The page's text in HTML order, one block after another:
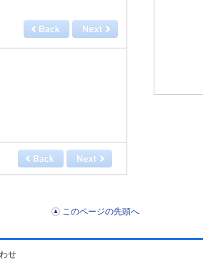
このページの先頭へ
せ